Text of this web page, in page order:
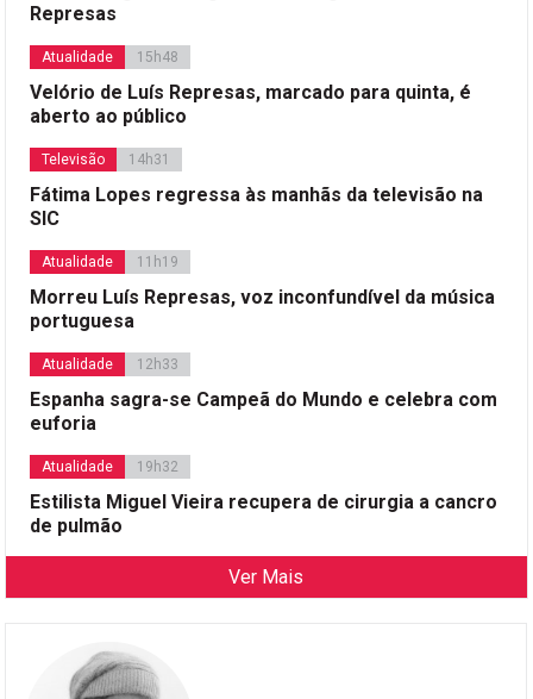
Represas
Atualidade 15h48
Velório de Luís Represas, marcado para quinta, é
aberto ao público
Televisão 14h31
Fátima Lopes regressa às manhãs da televisão na
SIC
Atualidade 11h19
Morreu Luís Represas, voz inconfundível da música
portuguesa
Atualidade 12h33
Espanha sagra-se Campeã do Mundo e celebra com
euforia
Atualidade 19h32
Estilista Miguel Vieira recupera de cirurgia a cancro
de pulmão
Ver Mais